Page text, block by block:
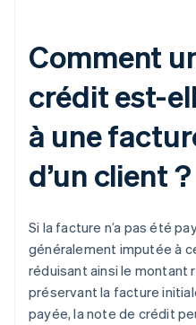
Comment
crédit est-
à une
d’un client ?
Si la facture n’a pas été
généralement imputée à
réduisant ainsi le montant
préservant la facture
payée, la note de crédit